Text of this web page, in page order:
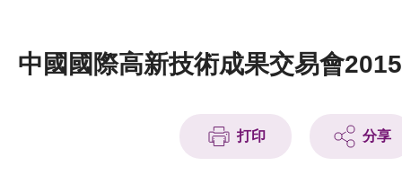
中國國際高新技術成果交易會2015
打印 分享